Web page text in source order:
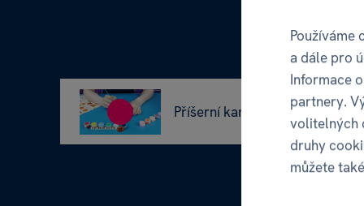
Příšerní kameňáci - představení
Používáme
a dále pro
Informace
partnery.
volitelných
druhy
můžete také